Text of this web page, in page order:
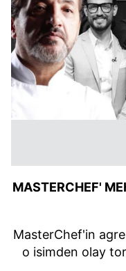
MASTERCHEF'
MasterChef'in
o isimden olay